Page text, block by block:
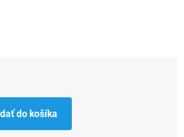
do košíka